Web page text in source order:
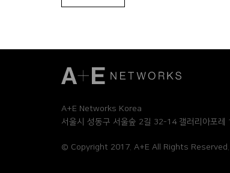
A+E Networks Korea
서울시 성동구 서울숲 2길 32-14 갤러리아포레
© Copyright 2017. A+E All Rights Reserved.